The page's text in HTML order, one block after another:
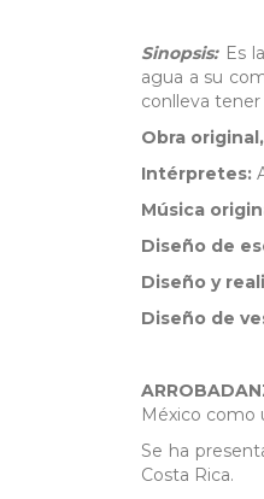
Sinopsis: Es
agua a su
conlleva tener
Obra
Intérpretes:
Música
Diseño de
Diseño y
Diseño de
México como
Se ha
Costa Rica.